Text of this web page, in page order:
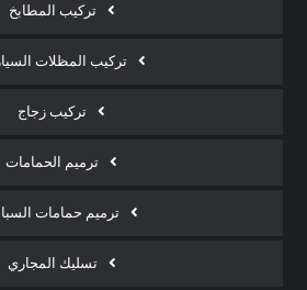
تركيب المطابخ
تركيب المظلات
تركيب زجاج
ترميم الحمامات
ترميم حمامات
تسليك المجاري